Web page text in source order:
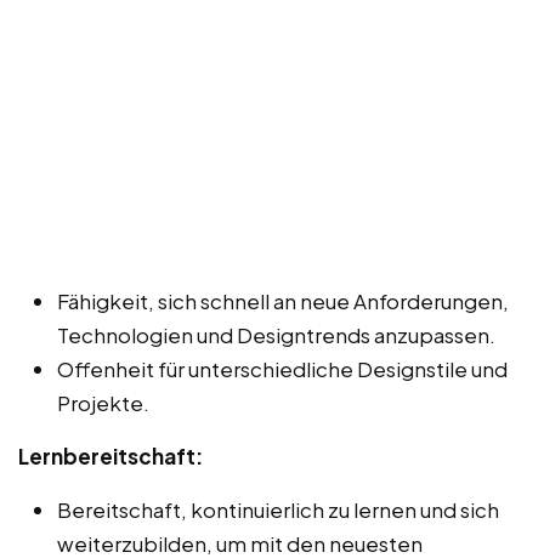
Fähigkeit, sich schnell an neue Anforderungen,
Technologien und Designtrends anzupassen.
Offenheit für unterschiedliche Designstile und
Projekte.
Lernbereitschaft:
Bereitschaft, kontinuierlich zu lernen und sich
weiterzubilden, um mit den neuesten